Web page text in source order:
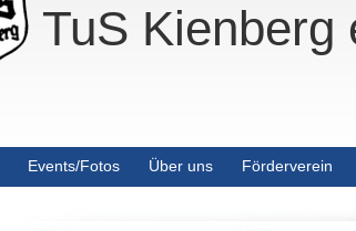
TuS Kienberg
Events/Fotos Über uns Förderverein